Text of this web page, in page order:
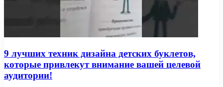
9 лучших техник дизайна детских буклетов,
которые привлекут внимание вашей целевой
аудитории!